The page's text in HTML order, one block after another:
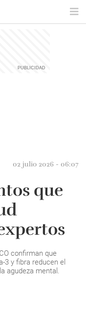
02 julio 2026 - 06:07
que
confirman que
3 y fibra reducen el
agudeza mental.